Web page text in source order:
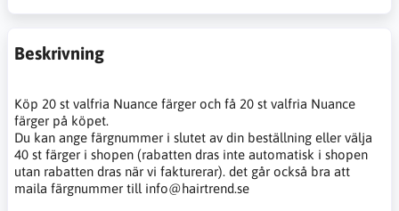
Beskrivning
Köp 20 st valfria Nuance färger och få 20 st valfria Nuance
färger på köpet.
Du kan ange färgnummer i slutet av din beställning eller välja
40 st färger i shopen (rabatten dras inte automatisk i shopen
utan rabatten dras när vi fakturerar). det går också bra att
maila färgnummer till info@hairtrend.se